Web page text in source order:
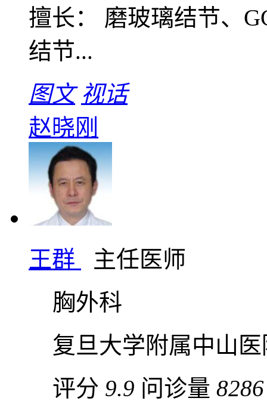
擅长： 磨玻璃结节、
结节...
图文 视话
赵晓刚
王群
主任医师
胸外科
复旦大学附属中山医
评分 9.9 问诊量 8286